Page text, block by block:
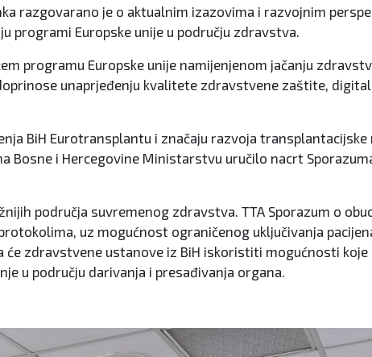
razgovarano je o aktualnim izazovima i razvojnim
programi Europske unije u području zdravstva.
programu Europske unije namijenjenom jačanju
unaprjeđenju kvalitete zdravstvene zaštite,
BiH Eurotransplantu i značaju razvoja
i Hercegovine Ministarstvu uručilo nacrt
područja suvremenog zdravstva. TTA Sporazum o
uz mogućnost ograničenog uključivanja
će zdravstvene ustanove iz BiH iskoristiti mogućnosti
u području darivanja i presađivanja organa.